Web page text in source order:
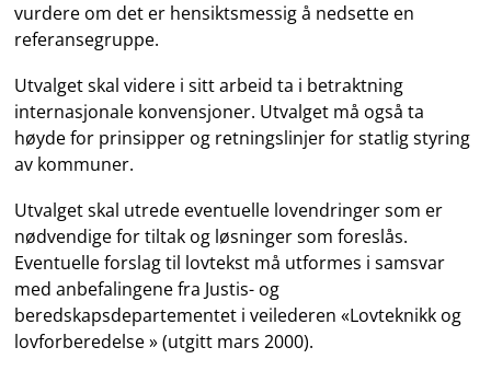
vurdere om det er hensiktsmessig å nedsette en
referansegruppe.
Utvalget skal videre i sitt arbeid ta i betraktning
internasjonale konvensjoner. Utvalget må også ta
høyde for prinsipper og retningslinjer for statlig styring
av kommuner.
Utvalget skal utrede eventuelle lovendringer som er
nødvendige for tiltak og løsninger som foreslås.
Eventuelle forslag til lovtekst må utformes i samsvar
med anbefalingene fra Justis- og
beredskapsdepartementet i veilederen «Lovteknikk og
lovforberedelse » (utgitt mars 2000).